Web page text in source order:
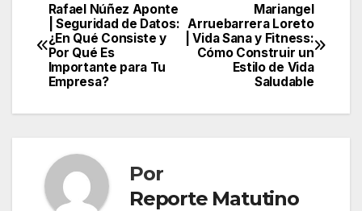
Navegación
de
entradas
Mariangel
Arruebarrera Loreto
| Vida Sana y Fitness:
Cómo Construir un
Estilo de Vida
Saludable
Rafael Núñez Aponte
| Seguridad de Datos:
¿En Qué Consiste y
Por Qué Es
Importante para Tu
Empresa?
Por
Reporte Matutino